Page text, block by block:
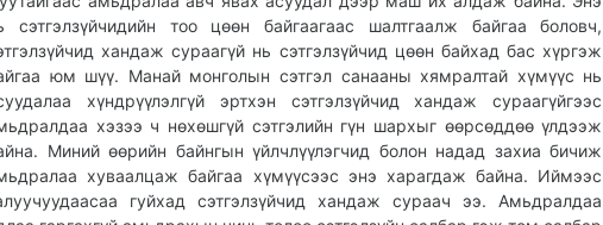
сэтгэлзүйчидийн тоо цөөн байгаагаас шалтгаалж байгаа боловч,
хандаж сураагүй нь сэтгэлзүйчид цөөн байхад бас хүргэж
юм шүү. Манай монголын сэтгэл санааны хямралтай хүмүүс нь
хүндрүүлэлгүй эртхэн сэтгэлзүйчид хандаж сураагүйгээс
хэзээ ч нөхөшгүй сэтгэлийн гүн шархыг өөрсөддөө үлдээж
Миний өөрийн байнгын үйлчлүүлэгчид болон надад захиа бичиж
хуваалцаж байгаа хүмүүсээс энэ харагдаж байна. Иймээс
гуйхад сэтгэлзүйчид хандаж сураач ээ. Амьдралдаа